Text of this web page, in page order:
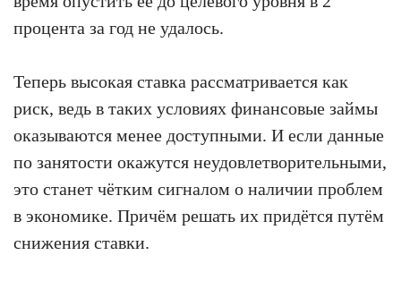
процента за год не удалось.
Теперь высокая ставка рассматривается как
риск, ведь в таких условиях финансовые займы
оказываются менее доступными. И если данные
по занятости окажутся неудовлетворительными,
это станет чётким сигналом о наличии проблем
в экономике. Причём решать их придётся путём
снижения ставки.